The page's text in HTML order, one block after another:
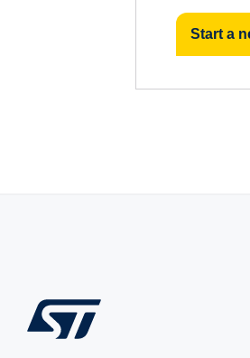
Start a